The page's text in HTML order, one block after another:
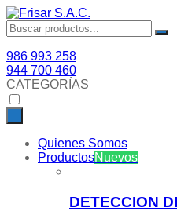
986 993 258
944 700 460
CATEGORÍAS
Quienes Somos
ProductosNuevos
DETECCION